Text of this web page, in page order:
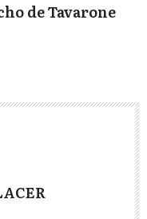
de Tavarone